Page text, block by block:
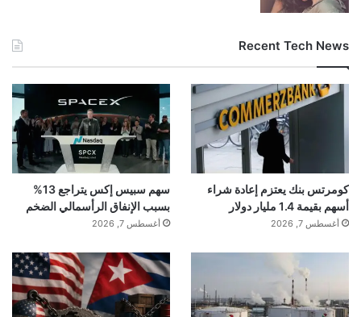
Recent Tech News
كومرتس بنك يعتزم إعادة شراء
أسهم بقيمة 1.4 مليار دولار
أغسطس 7, 2026
سهم سبيس إكس يتراجع 13%
بسبب الإنفاق الرأسمالي الضخم
أغسطس 7, 2026